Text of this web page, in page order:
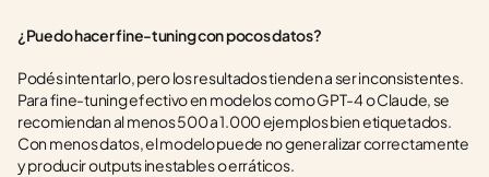
¿Puedo hacer fine-tuning con pocos datos?
Podés intentarlo, pero los resultados tienden a ser inconsistentes.
Para fine-tuning efectivo en modelos como GPT-4 o Claude, se
recomiendan al menos 500 a 1.000 ejemplos bien etiquetados.
Con menos datos, el modelo puede no generalizar correctamente
y producir outputs inestables o erráticos.